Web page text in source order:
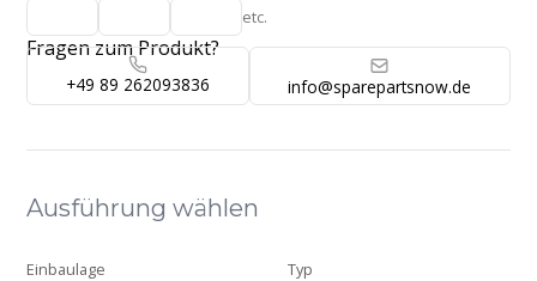
Ausführung wählen
Einbaulage Typ
etc.
Fragen zum Produkt?
+49 89 262093836 info@sparepartsnow.de